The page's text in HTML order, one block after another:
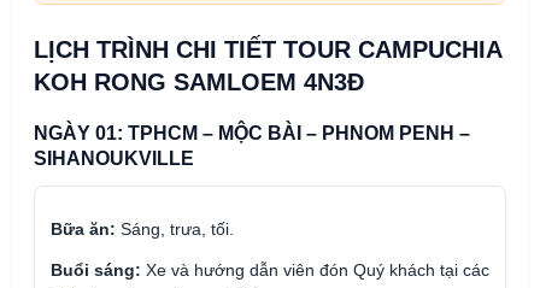
LỊCH TRÌNH CHI TIẾT TOUR CAMPUCHIA
KOH RONG SAMLOEM 4N3Đ
NGÀY 01: TPHCM – MỘC BÀI – PHNOM PENH –
SIHANOUKVILLE
Bữa ăn: Sáng, trưa, tối.
Buổi sáng: Xe và hướng dẫn viên đón Quý khách tại các